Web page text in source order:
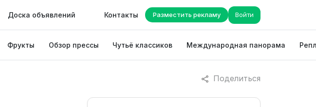
Доска объявлений Контакты Разместить рекламу Войти
Фрукты Обзор прессы Чутьё классиков Международная панорама
Поделиться